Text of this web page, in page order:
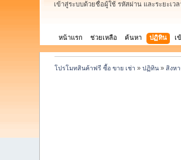
เข้าสู่ระบบด้วยชื่อผู้ใช้ รหัสผ่าน และระยะเว
หน้าแรก ช่วยเหลือ ค้นหา ปฏิทิน เ
โปรโมทสินค้าฟรี ซื้อ ขาย เช่า »ปฏิทิน »สิงห